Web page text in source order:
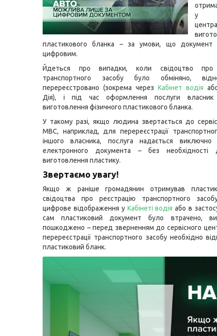
у
пластикового бланка – за умови, що документ
цифровим.
Йдеться про випадки, коли свідоцтво про
транспортного засобу було обміняно,
перереєстровано (зокрема через Кабінет водія
Дія), і під час оформлення послуги
виготовлення фізичного пластикового бланка.
У такому разі, якщо людина звертається до
МВС, наприклад, для перереєстрації
іншого власника, послуга надається виключно
електронного документа – без необхідності
виготовлення пластику.
Звертаємо увагу!
Якщо ж раніше громадянин отримував
свідоцтва про реєстрацію транспортного
цифрове відображення у Кабінеті водія або в
сам пластиковий документ було втрачено,
пошкоджено – перед зверненням до сервісного
перереєстрації транспортного засобу необхідно
пластиковий бланк.